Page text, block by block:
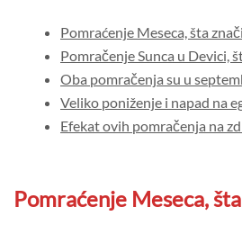
Pomraćenje Meseca, šta znači
Pomračenje Sunca u Devici,
Oba pomračenja su u
Veliko poniženje i napad na
Efekat ovih pomračenja na
Pomraćenje Meseca,